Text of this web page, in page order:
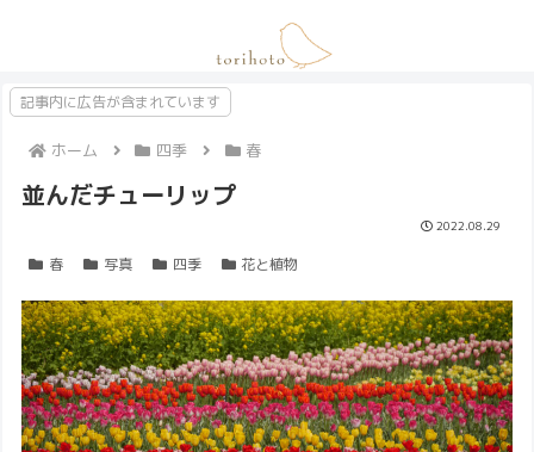
記事内に広告が含まれています
ホーム 四季 春
並んだチューリップ
2022.08.29
春 写真 四季 花と植物